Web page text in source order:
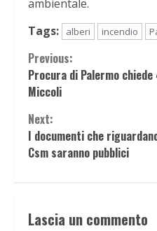
ambientale.
Tags:
alberi incendio
Continue
Reading
Previous:
Procura di Palermo
Miccoli
Next:
I documenti che
Csm saranno pubblici
Lascia un commento